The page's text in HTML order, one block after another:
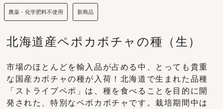
農薬・化学肥料不使用 新商品
北海道産ペポカボチャの種（生）
市場のほとんどを輸入品が占める中、とっても貴重
な国産カボチャの種が入荷！北海道で生まれた品種
「ストライプペポ」は、種を食べることを目的に開
発された、特別なペポカボチャです。栽培期間中は